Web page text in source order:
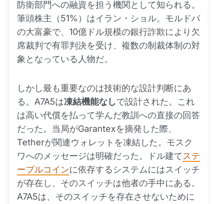
防衛部門への融資を担う機関として知られる。
筆頭株主（51%）はイラン・ショル。モルドバ
の大富豪で、10億ドル規模の銀行詐欺により欠
席裁判で有罪判決を受け、複数の制裁体制の対
象となっている人物だ。
しかし最も重要なのは技術的な設計判断にあ
る。A7A5は凍結機能なしで設計された。これ
は高い代償を払って学んだ教訓への直接の回答
だった。当局がGarantexを摘発した際、
Tetherが関連ウォレットを凍結した。モスク
ワへのメッセージは明確だった。ドル建て ステ
ーブルコインに依存するシステムにはスイッチ
が存在し、そのスイッチは他者の手中にある。
A7A5は、そのスイッチを存在させないために